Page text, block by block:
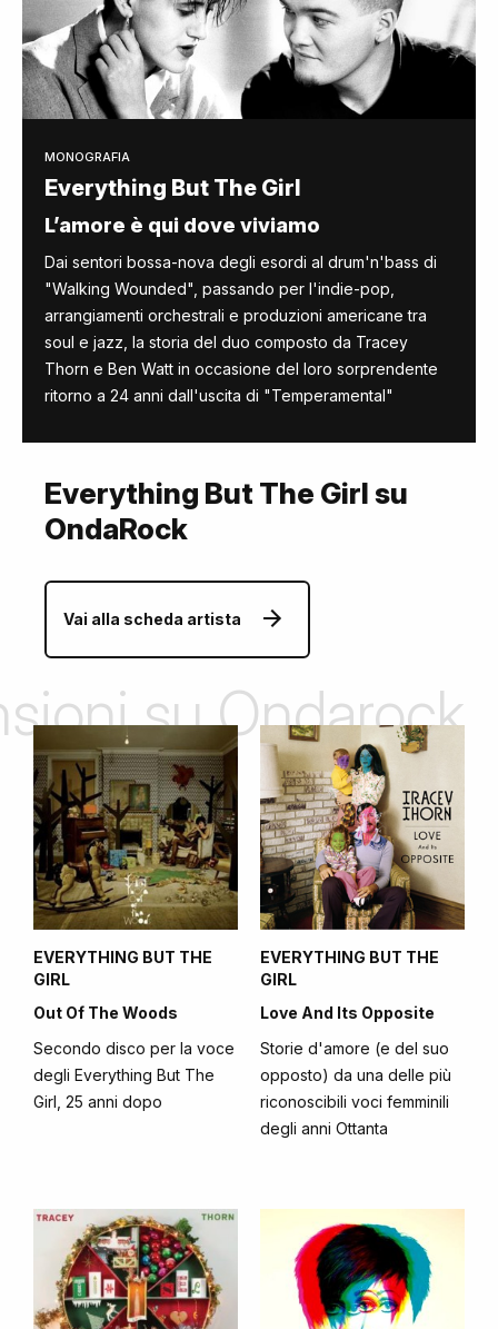
MONOGRAFIA
Everything But The Girl
L’amore è qui dove viviamo
Dai sentori bossa-nova degli esordi al drum'n'bass di
"Walking Wounded", passando per l'indie-pop,
arrangiamenti orchestrali e produzioni americane tra
soul e jazz, la storia del duo composto da Tracey
Thorn e Ben Watt in occasione del loro sorprendente
ritorno a 24 anni dall'uscita di "Temperamental"
Everything But The Girl su
OndaRock
Vai alla scheda artista
su Ondarock
EVERYTHING BUT THE
GIRL
Out Of The Woods
Secondo disco per la voce
degli Everything But The
Girl, 25 anni dopo
EVERYTHING BUT THE
GIRL
Love And Its Opposite
Storie d'amore (e del suo
opposto) da una delle più
riconoscibili voci femminili
degli anni Ottanta